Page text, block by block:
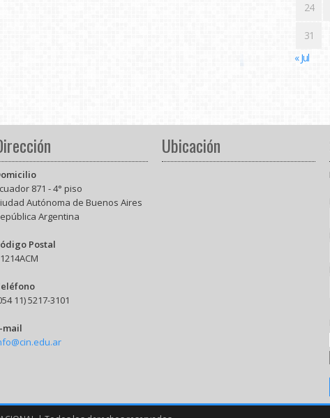
24
31
« Jul
871 - 4° piso
Autónoma de Buenos Aires
Argentina
Postal
11) 5217-3101
mail
Ubicación